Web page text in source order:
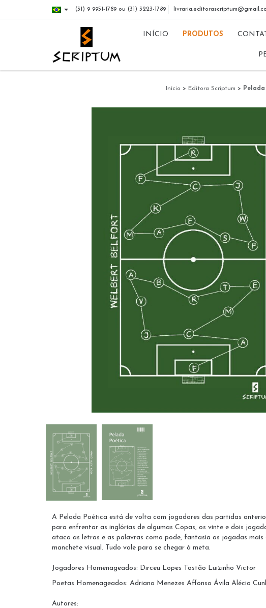
(31) 9 9951-1789 ou (31) 3223-1789
INÍCIO PRODUTOS
Início > Editora Scriptum >
A Pelada Poética está de volta com jogadores das partidas
para enfrentar as inglórias de algumas Copas, os vinte e dois
ataca as letras e as palavras como pode, fantasia as jogadas
manchete visual. Tudo vale para se chegar à meta.
Jogadores Homenageados: Dirceu Lopes Tostão Luizinho Victor
Poetas Homenageados: Adriano Menezes Affonso Ávila Alécio
Autores: